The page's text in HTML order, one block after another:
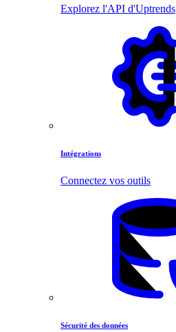
Explorez l'API d'Uptrends
Intégrations
Connectez vos outils
Sécurité des données